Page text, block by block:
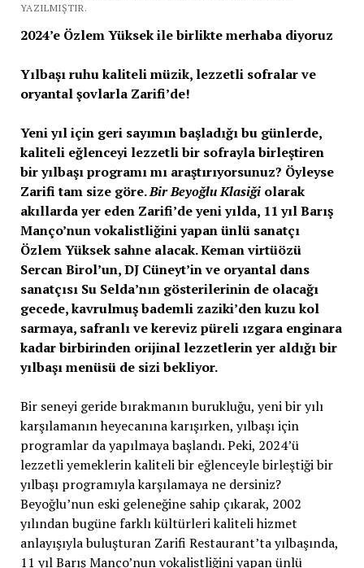
YAZILMIŞTIR.
2024’e Özlem Yüksek ile birlikte merhaba diyoruz
Yılbaşı ruhu kaliteli müzik, lezzetli sofralar ve
oryantal şovlarla Zarifi’de!
Yeni yıl için geri sayımın başladığı bu günlerde,
kaliteli eğlenceyi lezzetli bir sofrayla birleştiren
bir yılbaşı programı mı araştırıyorsunuz? Öyleyse
Zarifi tam size göre.Bir Beyoğlu Klasiğiolarak
akıllarda yer eden Zarifi’de yeni yılda, 11 yıl Barış
Manço’nun vokalistliğini yapan ünlü sanatçı
Özlem Yüksek sahne alacak. Keman virtüözü
Sercan Birol’un, DJ Cüneyt’in ve oryantal dans
sanatçısı Su Selda’nın gösterilerinin de olacağı
gecede, kavrulmuş bademli zaziki’den kuzu kol
sarmaya, safranlı ve kereviz püreli ızgara enginara
kadar birbirinden orijinal lezzetlerin yer aldığı bir
yılbaşı menüsü de sizi bekliyor.
Bir seneyi geride bırakmanın burukluğu, yeni bir yılı
karşılamanın heyecanına karışırken, yılbaşı için
programlar da yapılmaya başlandı. Peki, 2024’ü
lezzetli yemeklerin kaliteli bir eğlenceyle birleştiği bir
yılbaşı programıyla karşılamaya ne dersiniz?
Beyoğlu’nun eski geleneğine sahip çıkarak, 2002
yılından bugüne farklı kültürleri kaliteli hizmet
anlayışıyla buluşturan Zarifi Restaurant’ta yılbaşında,
11 yıl Barış Manço’nun vokalistliğini yapan ünlü